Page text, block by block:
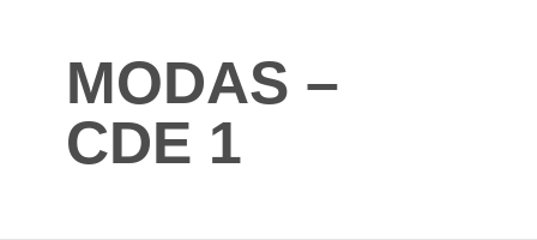
MODAS –
CDE 1